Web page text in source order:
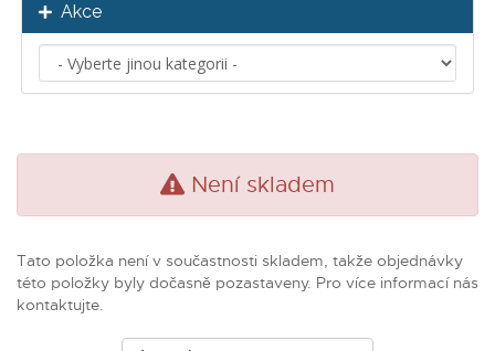
Akce
Není skladem
Tato položka není v součastnosti skladem, takže objednávky
této položky byly dočasně pozastaveny. Pro více informací nás
kontaktujte.